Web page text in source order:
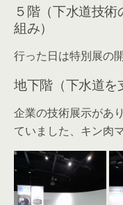
５階（下水道技
組み）
行った日は特別展の
地下階（下水道を
企業の技術展示があ
ていました、キン肉